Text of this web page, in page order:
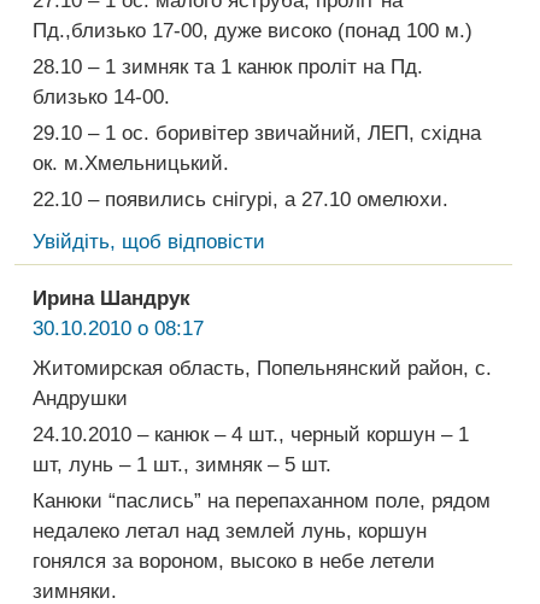
Пд.,близько 17-00, дуже високо (понад 100 м.)
28.10 – 1 зимняк та 1 канюк проліт на Пд.
близько 14-00.
29.10 – 1 ос. боривітер звичайний, ЛЕП, східна
ок. м.Хмельницький.
22.10 – появились снігурі, а 27.10 омелюхи.
Увійдіть, щоб відповісти
Ирина Шандрук
30.10.2010 о 08:17
Житомирская область, Попельнянский район, с.
Андрушки
24.10.2010 – канюк – 4 шт., черный коршун – 1
шт, лунь – 1 шт., зимняк – 5 шт.
Канюки “паслись” на перепаханном поле, рядом
недалеко летал над землей лунь, коршун
гонялся за вороном, высоко в небе летели
зимняки.